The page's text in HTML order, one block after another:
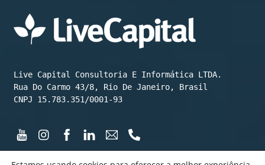
Live Capital Consultoria E Informática LTDA.
Rua Do Carmo 43/8, Rio De Janeiro, Brasil
CNPJ 15.783.351/0001-93